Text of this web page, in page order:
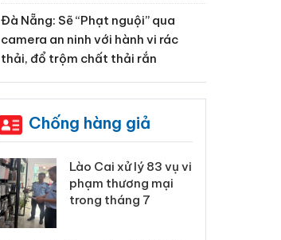
Đà Nẵng: Sẽ “Phạt nguội” qua
camera an ninh với hành vi rác
thải, đổ trộm chất thải rắn
Chống hàng giả
Lào Cai xử lý 83 vụ vi
phạm thương mại
trong tháng 7